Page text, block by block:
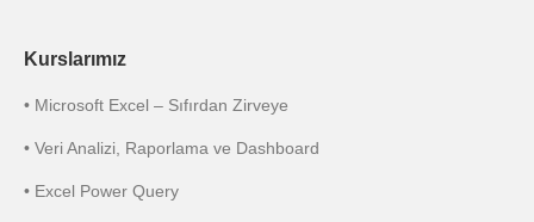
Kurslarımız
• Microsoft Excel – Sıfırdan Zirveye
• Veri Analizi, Raporlama ve Dashboard
• Excel Power Query